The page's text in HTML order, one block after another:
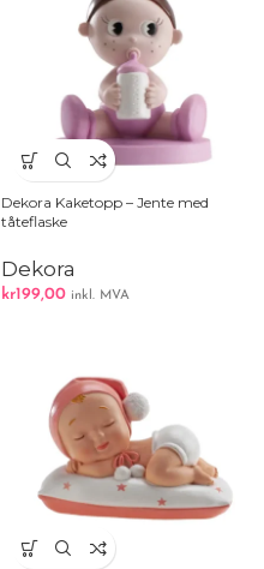
Dekora Kaketopp – Jente med
tåteflaske
Dekora
kr199,00 inkl. MVA